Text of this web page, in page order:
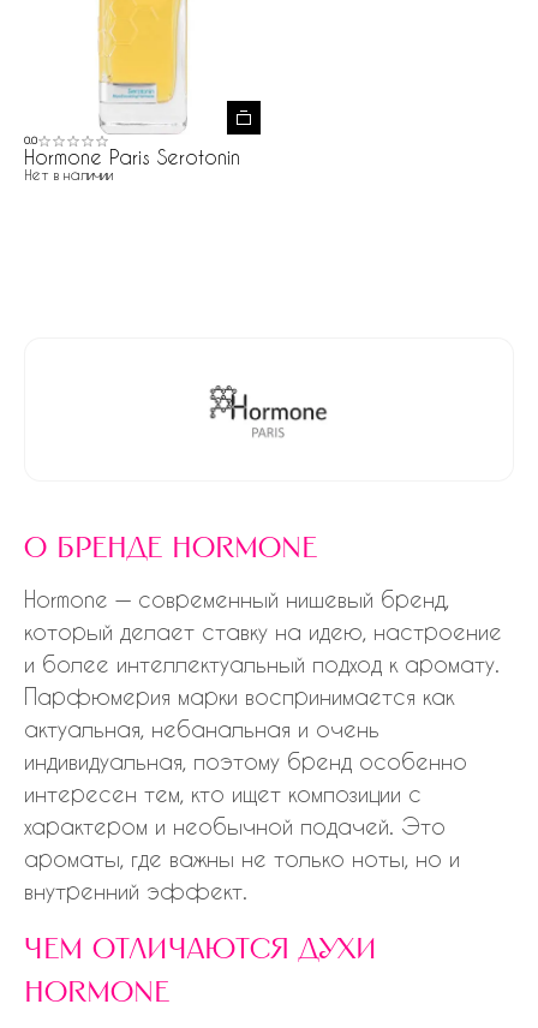
0.0
Hormone Paris Serotonin
Нет в наличии
о бренде hormone
Hormone — современный нишевый бренд,
который делает ставку на идею, настроение
и более интеллектуальный подход к аромату.
Парфюмерия марки воспринимается как
актуальная, небанальная и очень
индивидуальная, поэтому бренд особенно
интересен тем, кто ищет композиции с
характером и необычной подачей. Это
ароматы, где важны не только ноты, но и
внутренний эффект.
чем отличаются духи
hormone